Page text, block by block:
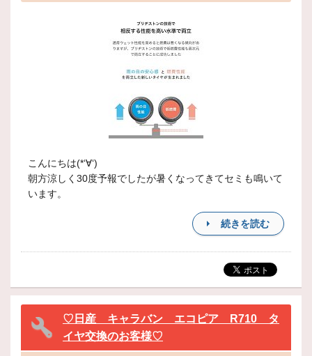
こんにちは(*‘∀‘)
朝方涼しく30度予報でしたが暑くなってきてセミも鳴いて
います。
続きを読む
♡日産 キャラバン エコピア R710 タ
イヤ交換のお客様♡